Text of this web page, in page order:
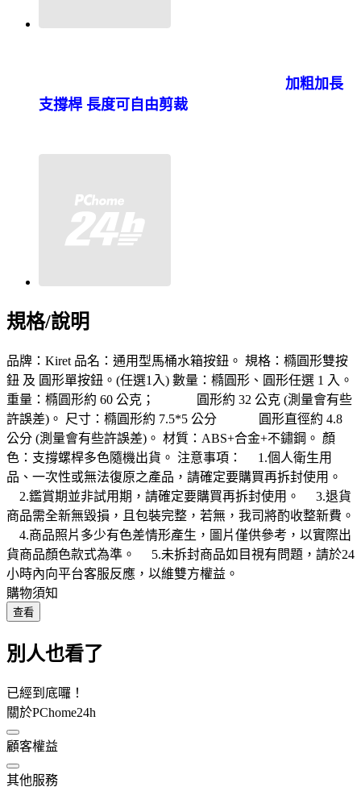
加粗加長
支撐桿 長度可自由剪裁
規格/說明
品牌：Kiret 品名：通用型馬桶水箱按鈕。 規格：橢圓形雙按
鈕 及 圓形單按鈕。(任選1入) 數量：橢圓形、圓形任選 1 入。
重量：橢圓形約 60 公克； 圓形約 32 公克 (測量會有些
許誤差)。 尺寸：橢圓形約 7.5*5 公分 圓形直徑約 4.8
公分 (測量會有些許誤差)。 材質：ABS+合金+不鏽鋼。 顏
色：支撐螺桿多色隨機出貨。 注意事項： 1.個人衛生用
品、一次性或無法復原之產品，請確定要購買再拆封使用。
2.鑑賞期並非試用期，請確定要購買再拆封使用。 3.退貨
商品需全新無毀損，且包裝完整，若無，我司將酌收整新費。
4.商品照片多少有色差情形產生，圖片僅供參考，以實際出
貨商品顏色款式為準。 5.未拆封商品如目視有問題，請於24
小時內向平台客服反應，以維雙方權益。
購物須知
查看
別人也看了
已經到底囉！
關於PChome24h
顧客權益
其他服務